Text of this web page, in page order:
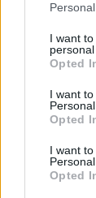
I want
personal
Opted
I want
Personal
Opted
I want
Opted